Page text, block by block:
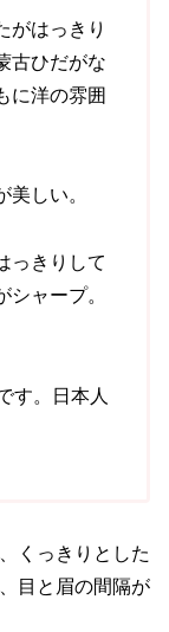
がはっきり
古ひだがな
に洋の雰囲
しい。
っきりして
ャープ。
す。日本人
くっきりとした
目と眉の間隔が